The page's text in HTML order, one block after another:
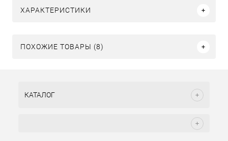
ХАРАКТЕРИСТИКИ
ПОХОЖИЕ ТОВАРЫ (8)
КАТАЛОГ